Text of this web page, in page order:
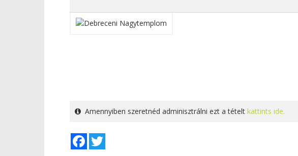
Amennyiben szeretnéd adminisztrálni ezt a tételt kattints ide.
Facebook